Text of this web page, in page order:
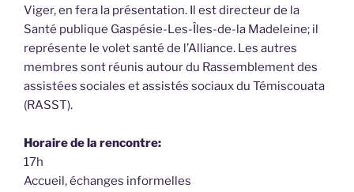
Viger, en fera la présentation. Il est directeur de la
Santé publique Gaspésie-Les-Îles-de-la Madeleine; il
représente le volet santé de l’Alliance. Les autres
membres sont réunis autour du Rassemblement des
assistées sociales et assistés sociaux du Témiscouata
(RASST).
Horaire de la rencontre:
17h
Accueil, échanges informelles